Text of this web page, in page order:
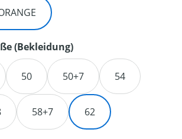
(Bekleidung)auswählen
50 50+7 54
58+7 62